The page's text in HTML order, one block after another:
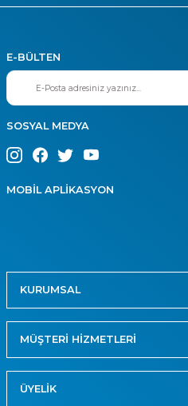
E-BÜLTEN
SOSYAL MEDYA
MOBİL APLİKASYON
KURUMSAL
MÜŞTERİ HİZMETLERİ
ÜYELİK